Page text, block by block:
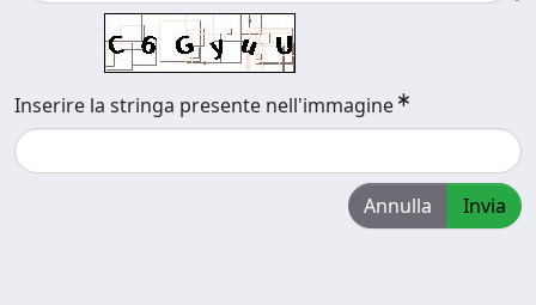
Inserire la stringa presente nell'immagine
Annulla Invia